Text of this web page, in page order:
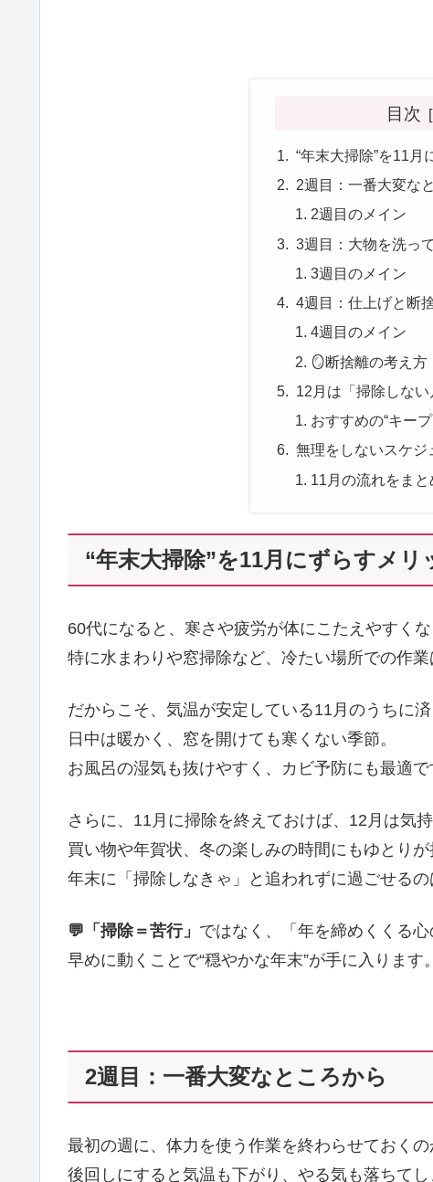
目次
“年末大掃除”を11月
2週目：一番大変な
2週目のメイン
3週目：大物を洗っ
3週目のメイン
4週目：仕上げと断
4週目のメイン
🪞断捨離の考え方
12月は「掃除しな
おすすめの“キー
無理をしないスケジ
11月の流れをまと
“年末大掃除”を11月にずらすメリ
60代になると、寒さや疲労が体にこたえやすくな
特に水まわりや窓掃除など、冷たい場所での作業
だからこそ、気温が安定している11月のうちに
日中は暖かく、窓を開けても寒くない季節。
お風呂の湿気も抜けやすく、カビ予防にも最適で
さらに、11月に掃除を終えておけば、12月は気
買い物や年賀状、冬の楽しみの時間にもゆとりが
年末に「掃除しなきゃ」と追われずに過ごせる
💬「掃除＝苦行」 ではなく、「年を締めくくる心
早めに動くことで“穏やかな年末”が手に入ります。
2週目：一番大変なところから
最初の週に、体力を使う作業を終わらせておくの
後回しにすると気温も下がり、やる気も落ちてし